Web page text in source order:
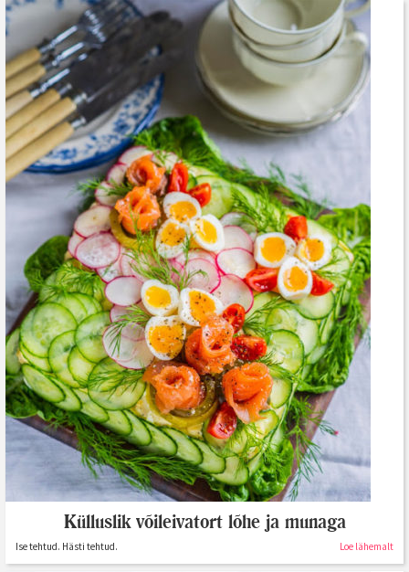
Külluslik võileivatort lõhe ja munaga
Ise tehtud. Hästi tehtud. Loe lähemalt